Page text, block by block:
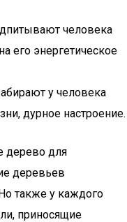
человека
его энергетическое
у человека
дурное настроение.
дерево для
деревьев
также у каждого
приносящие